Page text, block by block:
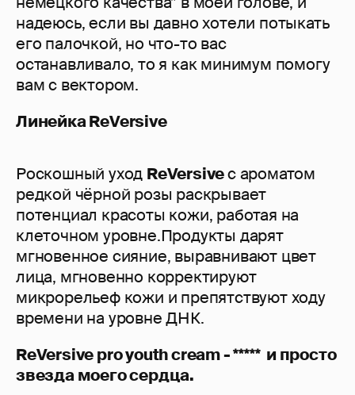
надеюсь, если вы давно хотели потыкать
его палочкой, но что-то вас
останавливало, то я как минимум помогу
вам с вектором.
Линейка ReVersive
Роскошный уход ReVersiveс ароматом
редкой чёрной розы раскрывает
потенциал красоты кожи, работая на
клеточном уровне.Продукты дарят
мгновенное сияние, выравнивают цвет
лица, мгновенно корректируют
микрорельеф кожи и препятствуют ходу
времени на уровне ДНК.
ReVersive pro youth cream - ***** и просто
звезда моего сердца.